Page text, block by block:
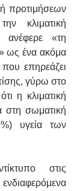
προτιμήσεων
κλιματική
«τη
ως ένα ακόμα
επηρεάζει
γύρω στο
η κλιματική
στη σωματική
υγεία των
στις